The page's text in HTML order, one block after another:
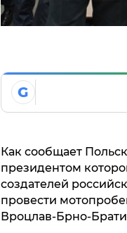
G
Как сообщает
президентом
создателей
провести
Вроцлав-Брно-